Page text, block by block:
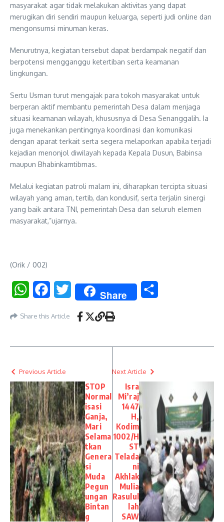
masyarakat agar tidak melakukan aktivitas yang dapat
merugikan diri sendiri maupun keluarga, seperti judi online dan
mengonsumsi minuman keras.
Menurutnya, kegiatan tersebut dapat berdampak negatif dan
berpotensi mengganggu ketertiban serta keamanan
lingkungan.
Sertu Usman turut mengajak para tokoh masyarakat untuk
berperan aktif membantu pemerintah Desa dalam menjaga
situasi keamanan wilayah, khususnya di Desa Senanggalih. Ia
juga menekankan pentingnya koordinasi dan komunikasi
dengan aparat terkait serta segera melaporkan apabila terjadi
kejadian menonjol diwilayah kepada Kepala Dusun, Babinsa
maupun Bhabinkamtibmas.
Melalui kegiatan patroli malam ini, diharapkan tercipta situasi
wilayah yang aman, tertib, dan kondusif, serta terjalin sinergi
yang baik antara TNI, pemerintah Desa dan seluruh elemen
masyarakat,”ujarnya.
(Orik / 002)
WhatsAppFacebookTwitter Share
Share this Article
Previous Article
STOP
Normal
isasi
Ganja,
Mari
Selama
tkan
Genera
si
Muda
Pegun
ungan
Bintan
g
Next Article
Isra
Mi’raj
1447
H,
Kodim
1002/H
ST
Telada
ni
Akhlak
Mulia
Rasulul
lah
SAW